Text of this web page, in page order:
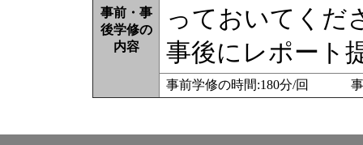
事前・事
後学修の
内容
っておいてくだ
事後にレポート
事前学修の時間:180分/回 事